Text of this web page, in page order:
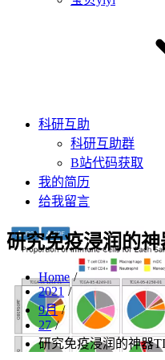
科研互助
科研互助群
B站代码获取
我的简历
给我留言
研究免疫浸润的
Home
2021
9月
27
研究免疫浸润的神器